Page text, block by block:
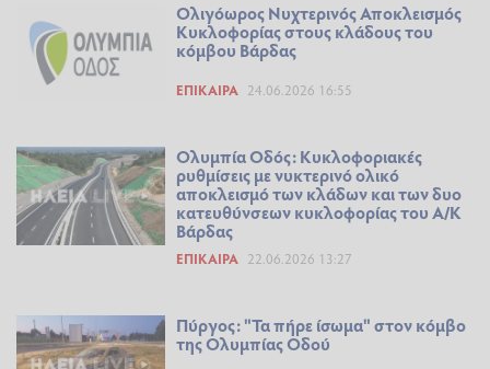
Ολιγόωρος Νυχτερινός Αποκλεισμός
Κυκλοφορίας στους κλάδους του
κόμβου Βάρδας
ΕΠΊΚΑΙΡΑ 24.06.2026 16:55
Ολυμπία Οδός: Κυκλοφοριακές
ρυθμίσεις με νυκτερινό ολικό
αποκλεισμό των κλάδων και των δυο
κατευθύνσεων κυκλοφορίας του Α/Κ
Βάρδας
ΕΠΊΚΑΙΡΑ 22.06.2026 13:27
Πύργος: "Τα πήρε ίσωμα" στον κόμβο
της Ολυμπίας Οδού